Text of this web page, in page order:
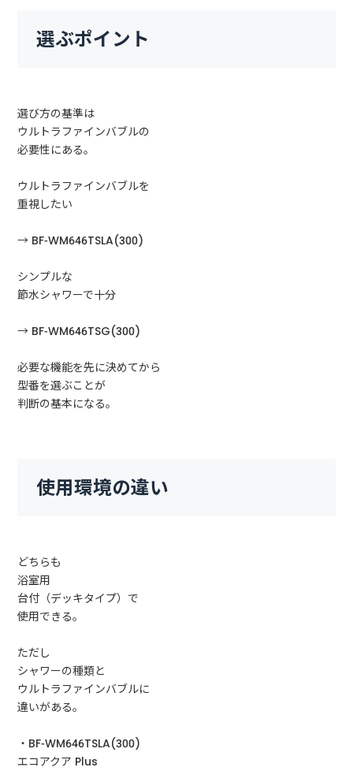
選ぶポイント
選び方の基準は
ウルトラファインバブルの
必要性にある。
ウルトラファインバブルを
重視したい
→ BF-WM646TSLA(300)
シンプルな
節水シャワーで十分
→ BF-WM646TSG(300)
必要な機能を先に決めてから
型番を選ぶことが
判断の基本になる。
使用環境の違い
どちらも
浴室用
台付（デッキタイプ）で
使用できる。
ただし
シャワーの種類と
ウルトラファインバブルに
違いがある。
・BF-WM646TSLA(300)
エコアクア Plus